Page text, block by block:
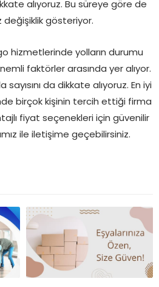
alıyoruz. Bu süreye göre de
değişiklik gösteriyor.
hizmetlerinde yolların durumu
faktörler arasında yer alıyor.
sayısını da dikkate alıyoruz. En iyi
birçok kişinin tercih ettiği firma
fiyat seçenekleri için güvenilir
ile iletişime geçebilirsiniz.